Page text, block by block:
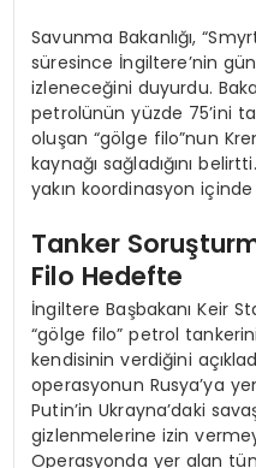
Savunma Bakanlığı,
süresince İngiltere’nin
izleneceğini duyurdu.
petrolünün yüzde 75’ini
oluşan “gölge filo”nun
kaynağı sağladığını
yakın koordinasyon
Tanker
Filo Hedefte
İngiltere Başbakanı Keir
“gölge filo” petrol
kendisinin verdiğini
operasyonun Rusya’ya
Putin’in Ukrayna’daki
gizlenmelerine izin
Operasyonda yer alan